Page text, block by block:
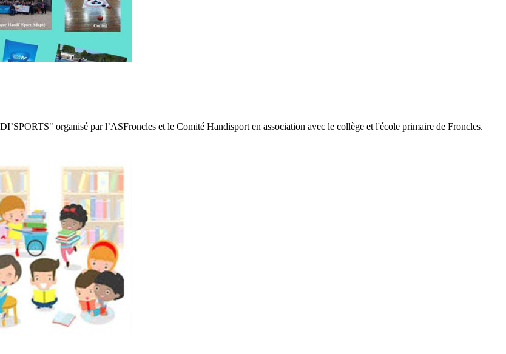
organisé par l’ASFroncles et le Comité Handisport en association avec le collège et l'école primaire de Froncles.